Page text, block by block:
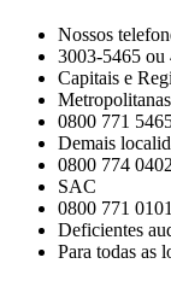
Nossos
3003-5465 ou
Capitais e
Metropolitanas
0800 771
Demais
0800 774 0402
SAC
0800 771 0101
Deficientes
Para todas as